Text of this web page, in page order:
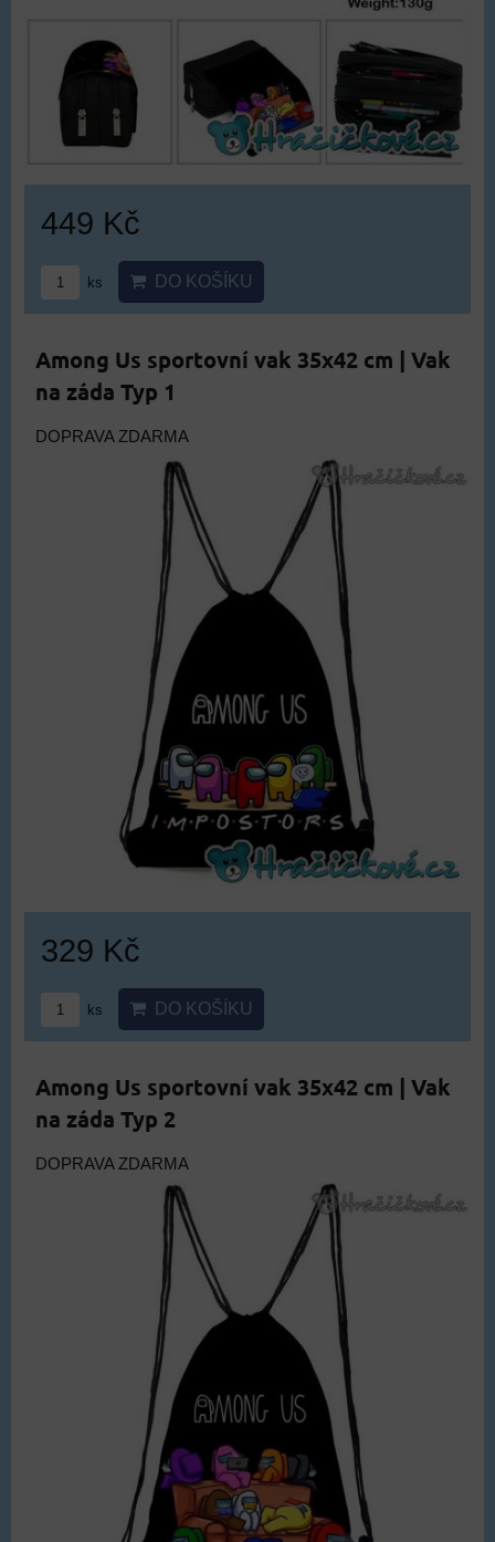
449 Kč
ks DO KOŠÍKU
Among Us sportovní vak 35x42 cm | Vak
na záda Typ 1
DOPRAVA ZDARMA
329 Kč
ks DO KOŠÍKU
Among Us sportovní vak 35x42 cm | Vak
na záda Typ 2
DOPRAVA ZDARMA